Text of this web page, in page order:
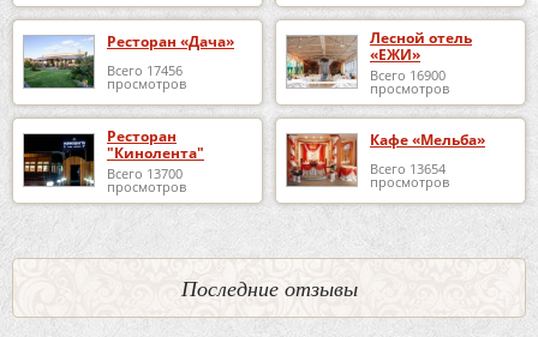
Ресторан «Дача»
Всего 17456
просмотров
Лесной отель
«ЕЖИ»
Всего 16900
просмотров
Ресторан
"Кинолента"
Всего 13700
просмотров
Кафе «Мельба»
Всего 13654
просмотров
Последние отзывы